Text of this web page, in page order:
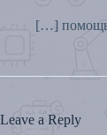
[…]
Leave a Reply